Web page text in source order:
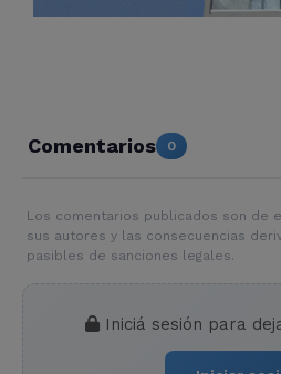
Comentarios 0
Los comentarios publicados son de
sus autores y las consecuencias
pasibles de sanciones legales.
Iniciá sesión para